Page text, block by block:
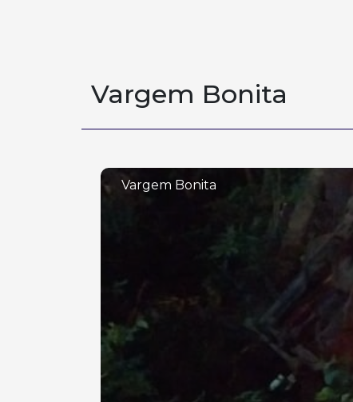
Vargem Bonita
Vargem Bonita